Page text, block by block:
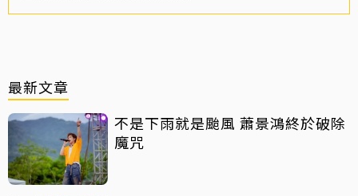
最新文章
不是下雨就是颱風 蕭景鴻終於破除
魔咒